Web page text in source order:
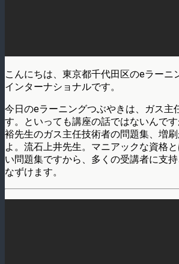
こんにちは、東京都千代田区のeラーニ
インターナショナルです。
今日のeラーニングつぶやきは、ガス主
す。といっても講座の話ではないんで
裕先生のガス主任技術者の問題集、増
よ。流石上井先生。マニアックな資格
い問題集ですから、多くの受講者に支
なずけます。